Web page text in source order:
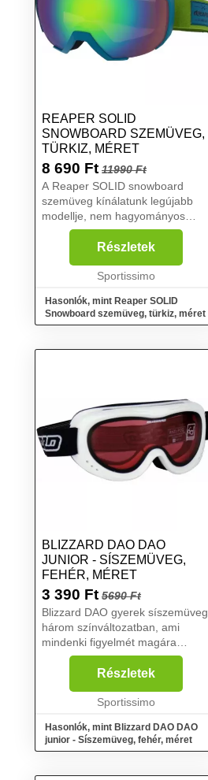
REAPER SOLID
SNOWBOARD SZEMÜVEG,
TÜRKIZ, MÉRET
8 690 Ft 11990 Ft
A Reaper SOLID snowboard
szemüveg kínálatunk legújabb
modellje, nem hagyományos
dizájnnal. Ennek köszönhetően
nagyobb biztonságot és perifériás
látószöget biztosít....
Részletek
Sportissimo
Hasonlók, mint Reaper SOLID
Snowboard szemüveg, türkiz, méret
BLIZZARD DAO DAO
JUNIOR - SÍSZEMÜVEG,
FEHÉR, MÉRET
3 390 Ft 5690 Ft
Blizzard DAO gyerek síszemüveg
három színváltozatban, ami
mindenki figyelmét magára
hívja....
Részletek
Sportissimo
Hasonlók, mint Blizzard DAO DAO
junior - Síszemüveg, fehér, méret